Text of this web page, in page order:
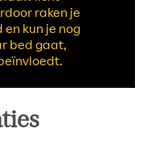
raken je
kun je nog
bed gaat,